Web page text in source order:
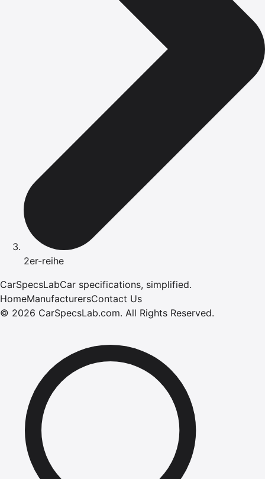
2er-reihe
CarSpecsLabCar specifications, simplified.
HomeManufacturersContact Us
© 2026 CarSpecsLab.com. All Rights Reserved.